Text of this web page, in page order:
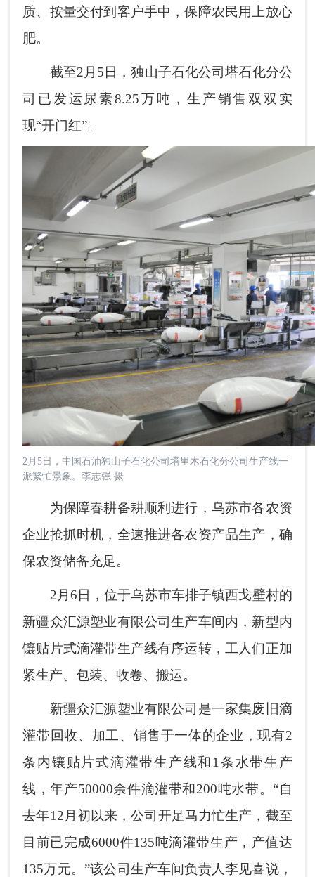
质、按量交付到客户手中，保障农民用上放心
肥。
截至2月5日，独山子石化公司塔石化分公
司已发运尿素8.25万吨，生产销售双双实
现“开门红”。
2月5日，中国石油独山子石化公司塔里木石化分公司生产线一
派繁忙景象。李志强 摄
为保障春耕备耕顺利进行，乌苏市各农资
企业抢抓时机，全速推进各农资产品生产，确
保农资储备充足。
2月6日，位于乌苏市车排子镇西戈壁村的
新疆众汇源塑业有限公司生产车间内，新型内
镶贴片式滴灌带生产线有序运转，工人们正加
紧生产、包装、收卷、搬运。
新疆众汇源塑业有限公司是一家集废旧滴
灌带回收、加工、销售于一体的企业，现有2
条内镶贴片式滴灌带生产线和1条水带生产
线，年产50000余件滴灌带和200吨水带。“自
去年12月初以来，公司开足马力忙生产，截至
目前已完成6000件135吨滴灌带生产，产值达
135万元。”该公司生产车间负责人李见喜说，